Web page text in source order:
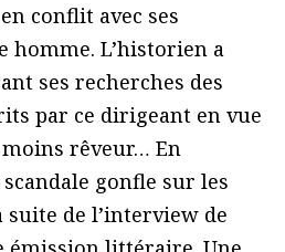
conflit avec ses
homme. L’historien a
ses recherches des
par ce dirigeant en vue
rêveur… En
gonfle sur les
suite de l’interview de